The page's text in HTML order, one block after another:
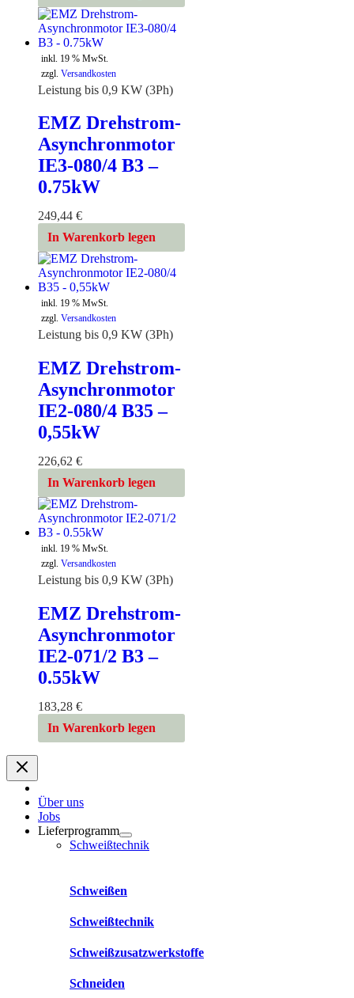
inkl. 19 % MwSt.
zzgl. Versandkosten
Leistung bis 0,9 KW (3Ph)
EMZ Drehstrom-
Asynchronmotor
IE3-080/4 B3 –
0.75kW
249,44 €
In Warenkorb legen
inkl. 19 % MwSt.
zzgl. Versandkosten
Leistung bis 0,9 KW (3Ph)
EMZ Drehstrom-
Asynchronmotor
IE2-080/4 B35 –
0,55kW
226,62 €
In Warenkorb legen
inkl. 19 % MwSt.
zzgl. Versandkosten
Leistung bis 0,9 KW (3Ph)
EMZ Drehstrom-
Asynchronmotor
IE2-071/2 B3 –
0.55kW
183,28 €
In Warenkorb legen
Über uns
Jobs
Lieferprogramm
Schweißtechnik
Schweißen
Schweißtechnik
Schweißzusatzwerkstoffe
Schneiden